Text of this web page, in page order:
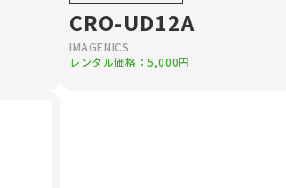
CRO-UD12A
IMAGENICS
レンタル価格：5,000円